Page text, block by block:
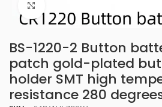
BS-1220-2 Button
patch gold-plated
holder SMT high
resistance 280